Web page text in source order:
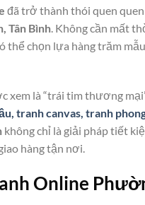
đã trở thành thói quen
Tân Bình . Không cần mất
thể chọn lựa hàng trăm
là “trái tim thương
tranh canvas, tranh
không chỉ là giải pháp tiết
hàng tận nơi.
Online